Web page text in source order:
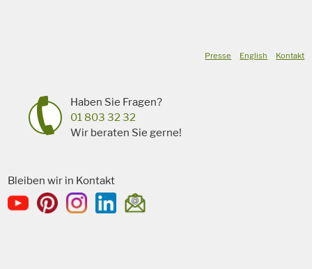
Presse English Kontakt
Haben Sie Fragen?
01 803 32 32
Wir beraten Sie gerne!
Bleiben wir in Kontakt